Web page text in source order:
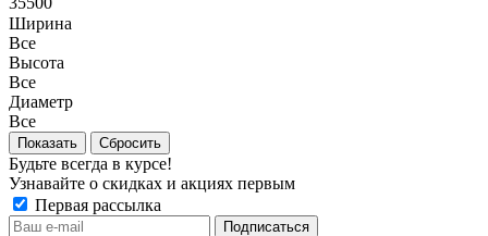
Ширина
Все
Высота
Все
Диаметр
Все
Сбросить
Будьте всегда в курсе!
Узнавайте о скидках и акциях первым
Первая рассылка